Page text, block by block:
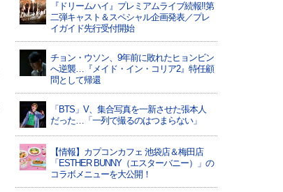
『ドリームハイ』プレミアムライブ続報!!第
二弾キャスト＆スペシャル企画発表／プレ
イガイド先行受付開始
チョン・ウソン、9年前に敗れたヒョンビン
へ逆襲…『メイド・イン・コリア2』特任顧
問として帰還
「BTS」V、集合写真を一新させた張本人
だった…「一列で撮るのはつまらない」
【情報】カプコンカフェ 池袋店＆梅田店
「ESTHER BUNNY（エスターバニー）」の
コラボメニューを大公開！